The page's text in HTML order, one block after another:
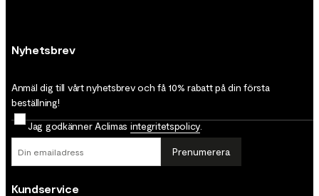
Nyhetsbrev
Anmäl dig till vårt nyhetsbrev och få 10% rabatt på din första
beställning!
Jag godkänner Aclimas integritetspolicy
Prenumerera
Kundservice